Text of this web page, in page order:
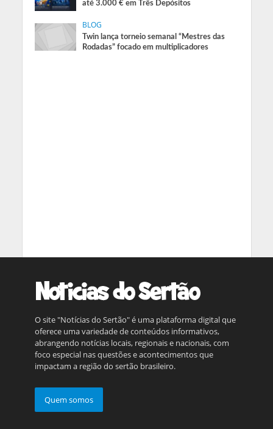
até 3.000 € em Três Depósitos
BLOG
Twin lança torneio semanal “Mestres das
Rodadas” focado em multiplicadores
O site "Notícias do Sertão" é uma plataforma digital que
oferece uma variedade de conteúdos informativos,
abrangendo notícias locais, regionais e nacionais, com
foco especial nas questões e acontecimentos que
impactam a região do sertão brasileiro.
Quem somos